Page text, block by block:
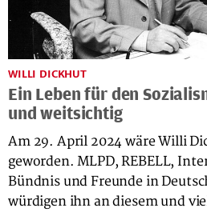
WILLI DICKHUT
Ein Leben für den
und weitsichtig
Am 29. April 2024 wäre Willi
geworden. MLPD, REBELL,
Bündnis und Freunde in
würdigen ihn an diesem und